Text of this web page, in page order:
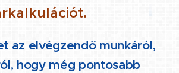
az elvégzendő munkáról,
hogy még pontosabb